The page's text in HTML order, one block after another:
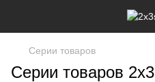
Серии товаров
Серии товаров 2х3